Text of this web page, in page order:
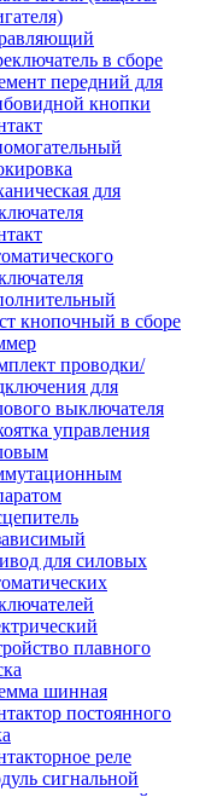
в сборе
передний для
кнопки
для
кнопочный в сборе
проводки/
для
выключателя
управления
для силовых
плавного
шинная
постоянного
реле
сигнальной